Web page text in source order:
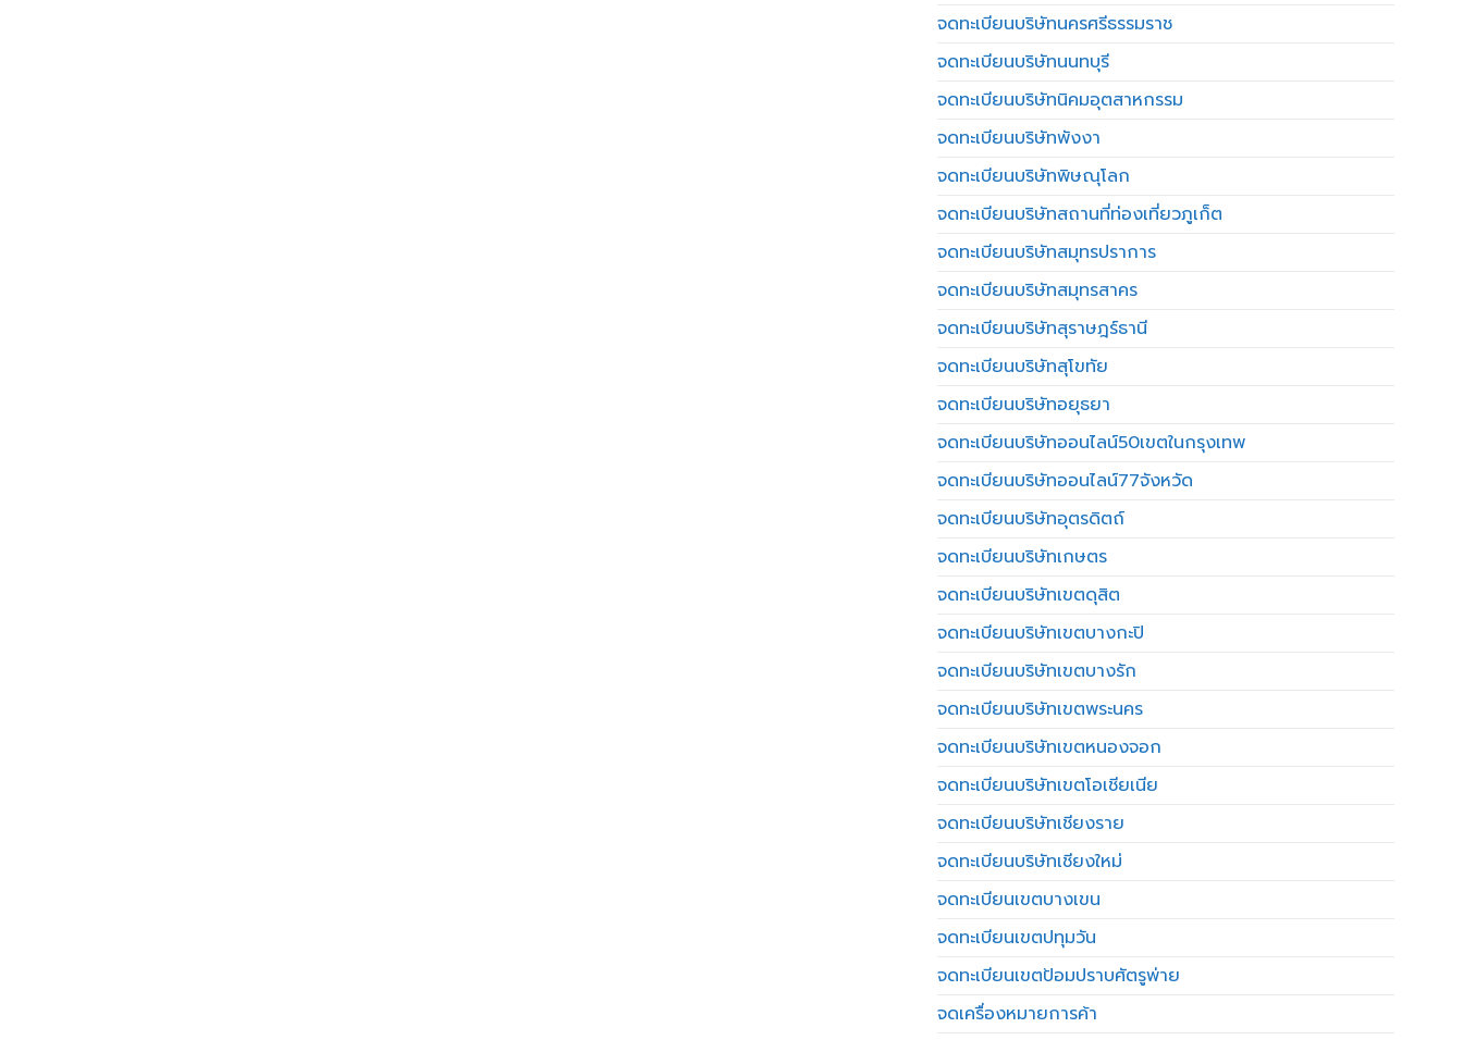
จดทะเบียนบริษัทนครศรีธรรมราช
จดทะเบียนบริษัทนนทบุรี
จดทะเบียนบริษัทนิคมอุตสาหกรรม
จดทะเบียนบริษัทพังงา
จดทะเบียนบริษัทพิษณุโลก
จดทะเบียนบริษัทสถานที่ท่องเที่ยวภูเก็ต
จดทะเบียนบริษัทสมุทรปราการ
จดทะเบียนบริษัทสมุทรสาคร
จดทะเบียนบริษัทสุราษฎร์ธานี
จดทะเบียนบริษัทสุโขทัย
จดทะเบียนบริษัทอยุธยา
จดทะเบียนบริษัทออนไลน์50เขตในกรุงเทพ
จดทะเบียนบริษัทออนไลน์77จังหวัด
จดทะเบียนบริษัทอุตรดิตถ์
จดทะเบียนบริษัทเกษตร
จดทะเบียนบริษัทเขตดุสิต
จดทะเบียนบริษัทเขตบางกะปิ
จดทะเบียนบริษัทเขตบางรัก
จดทะเบียนบริษัทเขตพระนคร
จดทะเบียนบริษัทเขตหนองจอก
จดทะเบียนบริษัทเขตโอเชียเนีย
จดทะเบียนบริษัทเชียงราย
จดทะเบียนบริษัทเชียงใหม่
จดทะเบียนเขตบางเขน
จดทะเบียนเขตปทุมวัน
จดทะเบียนเขตป้อมปราบศัตรูพ่าย
จดเครื่องหมายการค้า